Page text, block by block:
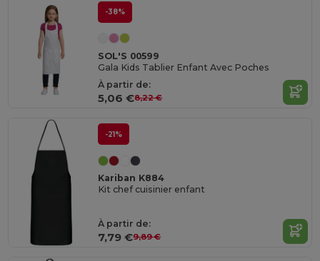
-38%
SOL'S 00599
Gala Kids Tablier Enfant Avec Poches
À partir de:
5,06 €8,22 €
-21%
Kariban K884
Kit chef cuisinier enfant
À partir de:
7,79 €9,89 €